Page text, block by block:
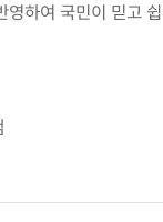
하여 국민이 믿고